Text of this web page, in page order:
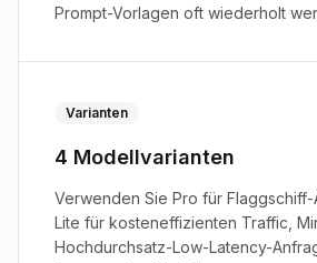
Prompt-Vorlagen oft wiederholt
Varianten
4 Modellvarianten
Verwenden Sie Pro für Flaggschiff-
Lite für kosteneffizienten Traffic,
Hochdurchsatz-Low-Latency-